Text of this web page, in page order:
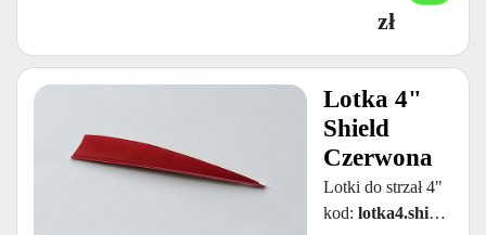
zł
Lotka 4"
Shield
Czerwona
Lotki do strzał 4"
kod: lotka4.shield.red